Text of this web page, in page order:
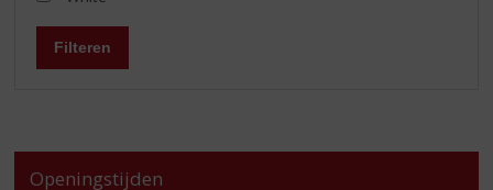
Filteren
Openingstijden